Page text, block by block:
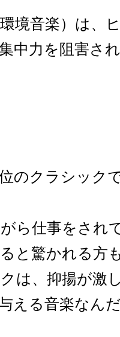
境音楽）は、
中力を阻害さ
のクラシック
ら仕事をされ
と驚かれる方
は、抑揚が激
える音楽なん